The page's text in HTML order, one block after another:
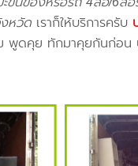
หวัด เราก็ให้บริการครับ
พูดคุย ทักมาคุยกันก่อน